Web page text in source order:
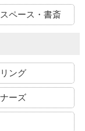
ペース・書斎
ング
ーズ